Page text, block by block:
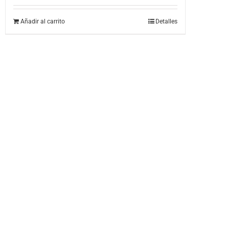
Añadir al carrito Detalles